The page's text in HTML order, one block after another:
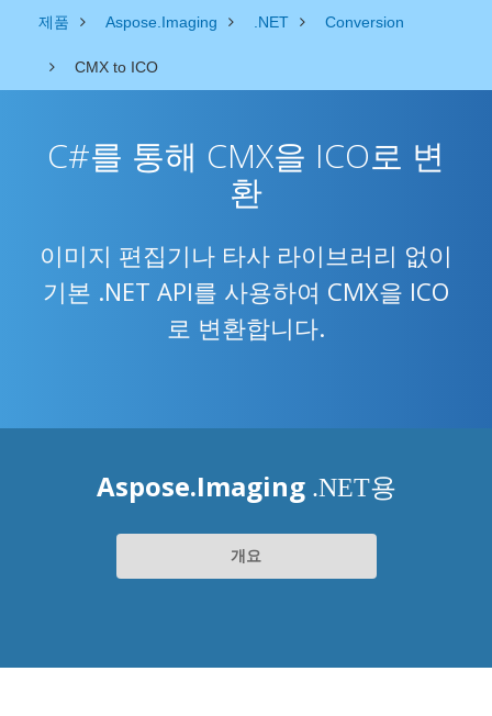
제품 Aspose.Imaging .NET Conversion
CMX to ICO
C#를 통해 CMX을 ICO로 변
환
이미지 편집기나 타사 라이브러리 없이
기본 .NET API를 사용하여 CMX을 ICO
로 변환합니다.
Aspose.Imaging .NET용
개요